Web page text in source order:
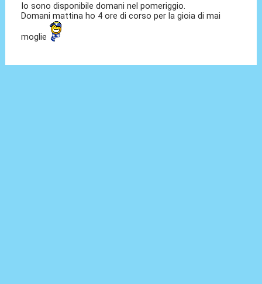
Io sono disponibile domani nel pomeriggio.
Domani mattina ho 4 ore di corso per la gioia di mai
moglie